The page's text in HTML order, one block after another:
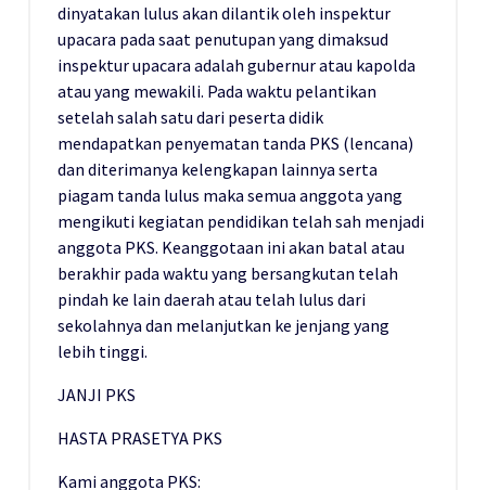
dinyatakan lulus akan dilantik oleh inspektur
upacara pada saat penutupan yang dimaksud
inspektur upacara adalah gubernur atau kapolda
atau yang mewakili. Pada waktu pelantikan
setelah salah satu dari peserta didik
mendapatkan penyematan tanda PKS (lencana)
dan diterimanya kelengkapan lainnya serta
piagam tanda lulus maka semua anggota yang
mengikuti kegiatan pendidikan telah sah menjadi
anggota PKS. Keanggotaan ini akan batal atau
berakhir pada waktu yang bersangkutan telah
pindah ke lain daerah atau telah lulus dari
sekolahnya dan melanjutkan ke jenjang yang
lebih tinggi.
JANJI PKS
HASTA PRASETYA PKS
Kami anggota PKS: